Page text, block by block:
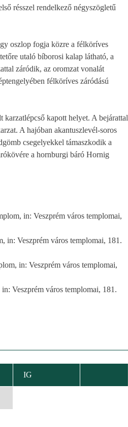
résszel rendelkező négyszögletű
oszlop fogja közre a félköríves
utaló bíborosi kalap látható, a
záródik, az oromzat vonalát
félköríves záródású
kapott helyet. A bejárattal
A hajóban akantuszlevél-soros
csegelyekkel támaszkodik a
a hornburgi báró Hornig
in: Veszprém város templomai,
in: Veszprém város templomai, 181.
in: Veszprém város templomai,
Veszprém város templomai, 181.
IG